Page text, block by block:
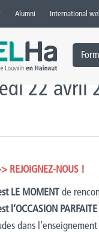
Alumni International
» Agronomie,Arts
22 avril
REJOIGNEZ-NOUS !
LE MOMENTde
l’OCCASION PARFAITE
dans